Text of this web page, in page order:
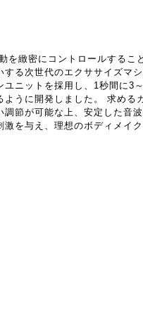
を緻密にコントロールするこ
る次世代のエクササイズマ
ニットを採用し、1秒間に3
うに開発しました。 求める
節が可能な上、安定した音
を与え、理想のボディメイ